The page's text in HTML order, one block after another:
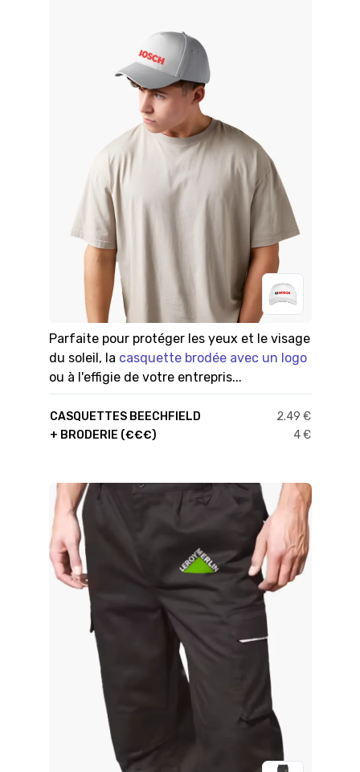
Parfaite pour protéger les yeux et le visage
du soleil, la casquette brodée avec un logo
ou à l'effigie de votre entrepris...
CASQUETTES BEECHFIELD
2.49 €
+ BRODERIE (€€€)
4 €